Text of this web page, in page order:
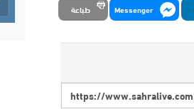
Messenger طباعة